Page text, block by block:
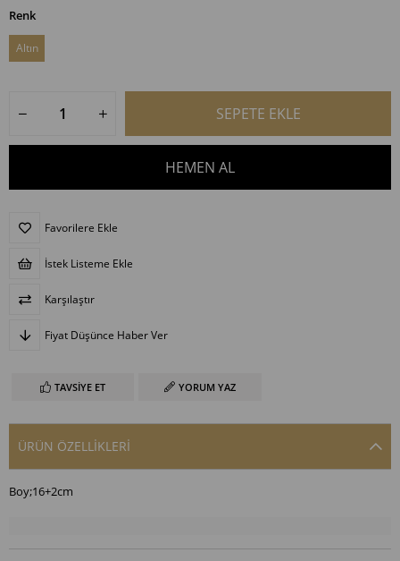
Renk
Altın
Favorilere Ekle
İstek Listeme Ekle
Karşılaştır
Fiyat Düşünce Haber Ver
TAVSIYE ET YORUM YAZ
ÜRÜN ÖZELLIKLERI
Boy;16+2cm